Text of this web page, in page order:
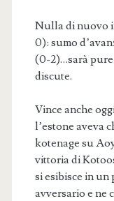
Nulla di nuovo
0): sumo
(0-2)…sarà pure
discute.
Vince anche
l’estone aveva
kotenage su
vittoria di
si esibisce in un
avversario e ne